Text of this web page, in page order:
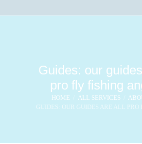
Guides: our
pro fly fishing
HOME ALL SERVICES
GUIDES: OUR GUIDES ARE ALL PRO